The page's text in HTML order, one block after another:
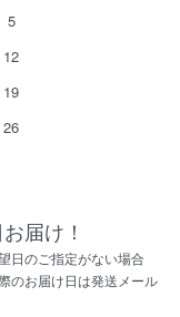
5
12
19
26
届け！
日のご指定がない場合
のお届け日は発送メール